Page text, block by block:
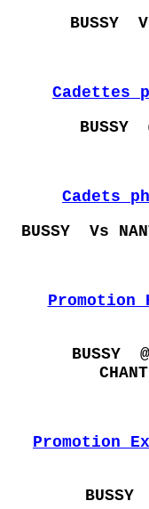
BUSSY
Cadettes
BUSSY
Cadets
BUSSY Vs
Promotion
BUSSY
Promotion